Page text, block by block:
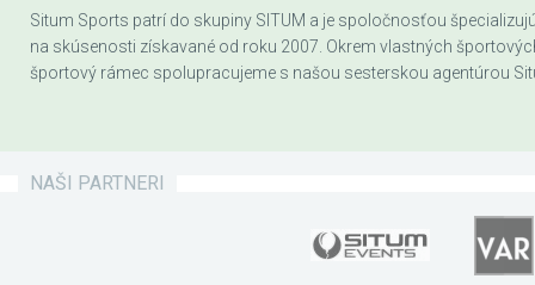
Situm Sports patrí do skupiny SITUM a je spoločnosťou
na skúsenosti získavané od roku 2007. Okrem vlastných
športový rámec spolupracujeme s našou sesterskou agentúrou
NAŠI PARTNERI